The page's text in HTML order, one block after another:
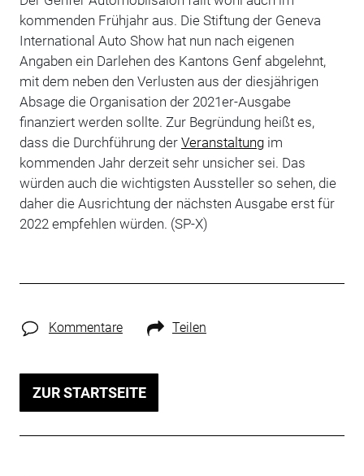
kommenden Frühjahr aus. Die Stiftung der Geneva
International Auto Show hat nun nach eigenen
Angaben ein Darlehen des Kantons Genf abgelehnt,
mit dem neben den Verlusten aus der diesjährigen
Absage die Organisation der 2021er-Ausgabe
finanziert werden sollte. Zur Begründung heißt es,
dass die Durchführung der Veranstaltung im
kommenden Jahrderzeit sehr unsichersei. Das
würden auch die wichtigsten Aussteller so sehen, die
daher die Ausrichtung der nächsten Ausgabeerstfür
2022 empfehlen würden. (SP-X)
Kommentare Teilen
ZUR STARTSEITE